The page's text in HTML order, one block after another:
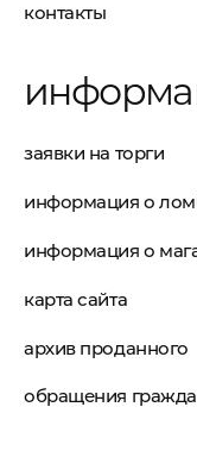
контакты
заявки на торги
информация о
информация о
карта сайта
архив проданного
обращения